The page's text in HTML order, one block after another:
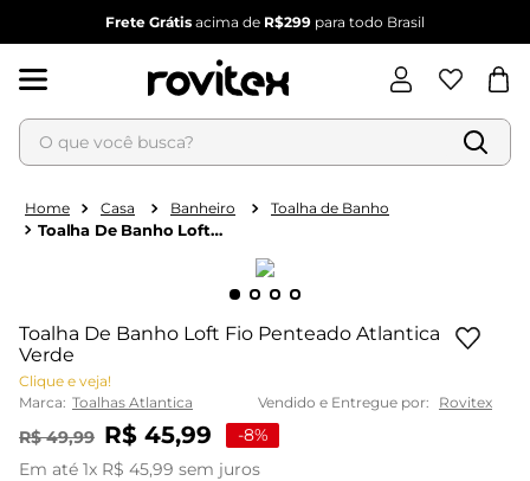
Frete Grátis acima de R$299 para todo Brasil
O que você busca?
Casa Banheiro Toalha de Banho
Toalha De Banho Loft
Toalha De Banho Loft Fio Penteado Atlantica
Verde
Clique e veja!
Marca: Toalhas Atlantica Vendido e Entregue por: Rovitex
R$ 49,99 R$ 45,99 -8%
Em até 1x R$ 45,99 sem juros
Termos mais buscados
º
blusa feminina
5º
calça feminina
6º conjunto feminino